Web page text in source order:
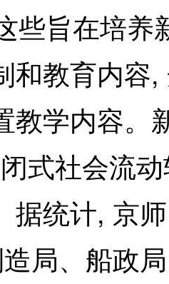
些旨在培养
和教育内容,
教学内容。
式社会流
据统计, 京
局、船政